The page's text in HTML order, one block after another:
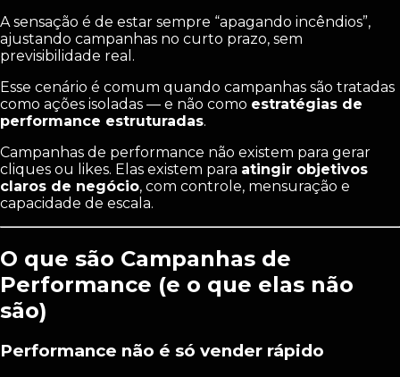
A sensação é de estar sempre “apagando incêndios”,
ajustando campanhas no curto prazo, sem
previsibilidade real.
Esse cenário é comum quando campanhas são tratadas
como ações isoladas — e não como estratégias de
performance estruturadas.
Campanhas de performance não existem para gerar
cliques ou likes. Elas existem para atingir objetivos
claros de negócio, com controle, mensuração e
capacidade de escala.
O que são Campanhas de
Performance (e o que elas não
são)
Performance não é só vender rápido